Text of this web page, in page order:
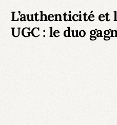
L’authenticité
UGC : le duo